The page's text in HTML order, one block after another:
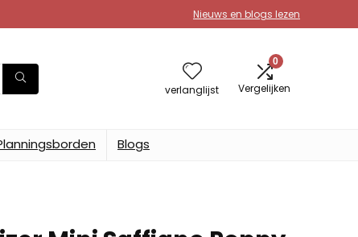
Nieuws en blogs lezen
verlanglijst
0
Vergelijken
Blogs